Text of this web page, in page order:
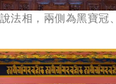
法相，兩側為黑寶冠